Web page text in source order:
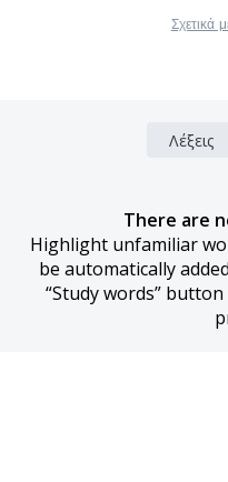
Σχετικά
Λέξεις
There are
Highlight unfamiliar
be automatically
“Study words”